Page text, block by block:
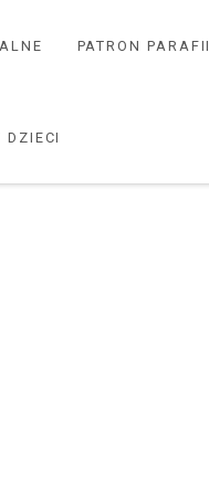
PATRON PARAFII
DZIECI